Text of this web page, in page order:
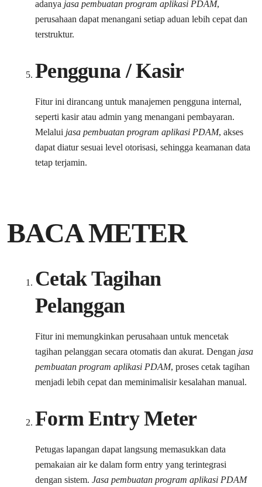
adanya jasa pembuatan program aplikasi PDAM,
perusahaan dapat menangani setiap aduan lebih cepat dan
terstruktur.
Pengguna / Kasir
Fitur ini dirancang untuk manajemen pengguna internal,
seperti kasir atau admin yang menangani pembayaran.
Melalui jasa pembuatan program aplikasi PDAM, akses
dapat diatur sesuai level otorisasi, sehingga keamanan data
tetap terjamin.
BACA METER
Cetak Tagihan
Pelanggan
Fitur ini memungkinkan perusahaan untuk mencetak
tagihan pelanggan secara otomatis dan akurat. Dengan jasa
pembuatan program aplikasi PDAM, proses cetak tagihan
menjadi lebih cepat dan meminimalisir kesalahan manual.
Form Entry Meter
Petugas lapangan dapat langsung memasukkan data
pemakaian air ke dalam form entry yang terintegrasi
dengan sistem. Jasa pembuatan program aplikasi PDAM